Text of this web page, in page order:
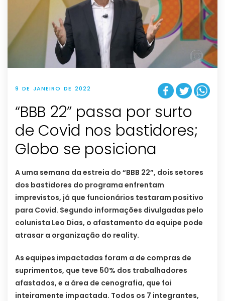
9 DE JANEIRO DE 2022
“BBB 22” passa por surto
de Covid nos bastidores;
Globo se posiciona
A uma semana da estreia do “BBB 22”, dois setores
dos bastidores do programa enfrentam
imprevistos, já que funcionários testaram positivo
para Covid. Segundo informações divulgadas pelo
colunista Leo Dias, o afastamento da equipe pode
atrasar a organização do reality.
As equipes impactadas foram a de compras de
suprimentos, que teve 50% dos trabalhadores
afastados, e a área de cenografia, que foi
inteiramente impactada. Todos os 7 integrantes,